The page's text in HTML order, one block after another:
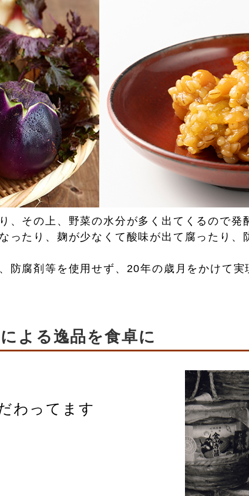
、その上、野菜の水分が多く出てくるので発
ったり、麹が少なくて酸味が出て腐ったり、
防腐剤等を使用せず、20年の歳月をかけて実
よる逸品を食卓に
わってます